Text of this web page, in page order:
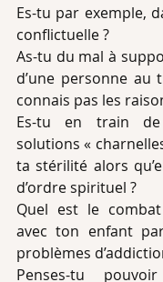
Es-tu par exemple,
conflictuelle ?
As-tu du mal à
d’une personne au
connais pas les
Es-tu en train
solutions «
ta stérilité alors
d’ordre spirituel ?
Quel est le
avec ton enfant
problèmes
Penses-tu